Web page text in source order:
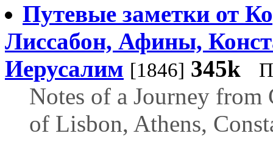
Путевые заметки от
Лиссабон, Афины,
Иерусалим [1846] 345k
Notes of a Journey
of Lisbon, Athens,